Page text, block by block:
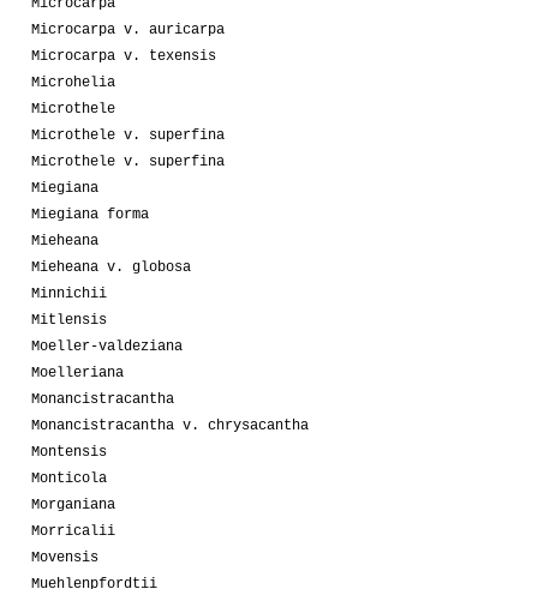
Microcarpa v. auricarpa
Microcarpa v. texensis
Microhelia
Microthele
Microthele v. superfina
Microthele v. superfina
Miegiana
Miegiana forma
Mieheana
Mieheana v. globosa
Minnichii
Mitlensis
Moeller-valdeziana
Moelleriana
Monancistracantha
Monancistracantha v. chrysacantha
Montensis
Monticola
Morganiana
Morricalii
Movensis
Muehlenpfordtii